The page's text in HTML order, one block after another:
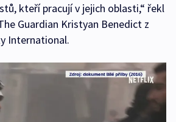
kteří pracují v jejich oblasti,“ řekl
Guardian Kristyan Benedict z
International.